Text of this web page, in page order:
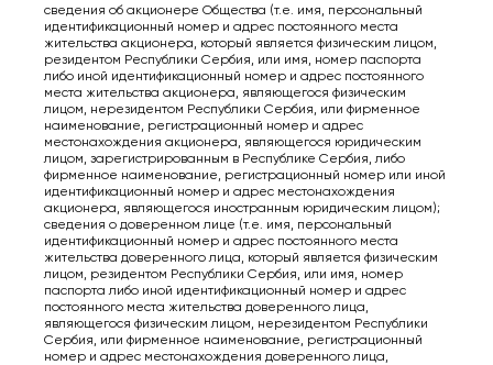
сведения об акционере Общества (т.е. имя, персональный
идентификационный номер и адрес постоянного места
жительства акционера, который является физическим лицом,
резидентом Республики Сербия, или имя, номер паспорта
либо иной идентификационный номер и адрес постоянного
места жительства акционера, являющегося физическим
лицом, нерезидентом Республики Сербия, или фирменное
наименование, регистрационный номер и адрес
местонахождения акционера, являющегося юридическим
лицом, зарегистрированным в Республике Сербия, либо
фирменное наименование, регистрационный номер или иной
идентификационный номер и адрес местонахождения
акционера, являющегося иностранным юридическим лицом);
сведения о доверенном лице (т.е. имя, персональный
идентификационный номер и адрес постоянного места
жительства доверенного лица, который является физическим
лицом, резидентом Республики Сербия, или имя, номер
паспорта либо иной идентификационный номер и адрес
постоянного места жительства доверенного лица,
являющегося физическим лицом, нерезидентом Республики
Сербия, или фирменное наименование, регистрационный
номер и адрес местонахождения доверенного лица,